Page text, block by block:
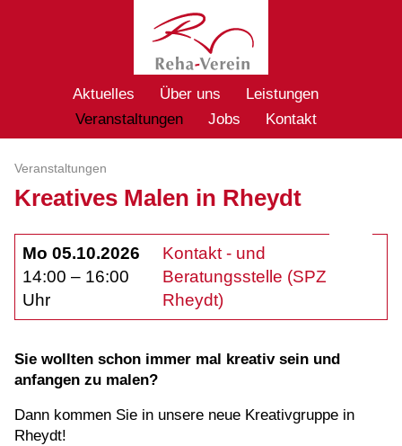
Aktuelles Über uns
Leistungen
Veranstaltungen
Jobs Kontakt
Veranstaltungen
Kreatives Malen in Rheydt
Mo 05.10.2026
14:00 – 16:00
Uhr
Kontakt - und
Beratungsstelle (SPZ
Rheydt)
Sie wollten schon immer mal kreativ sein und
anfangen zu malen?
Dann kommen Sie in unsere neue Kreativgruppe in
Rheydt!